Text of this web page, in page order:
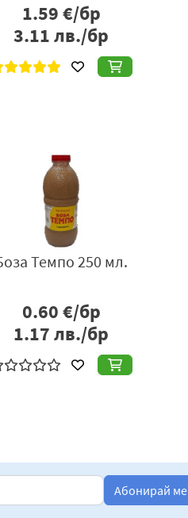
1.59€/бр
3.11лв./бр
Темпо 250 мл.
0.60€/бр
1.17лв./бр
Абонирай ме